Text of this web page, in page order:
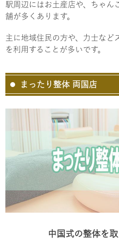
駅周辺にはお土産店や、ちゃん
舗が多くあります。
主に地域住民の方や、力士など
を利用することが多いです。
まったり整体 両国店
中国式の整体を